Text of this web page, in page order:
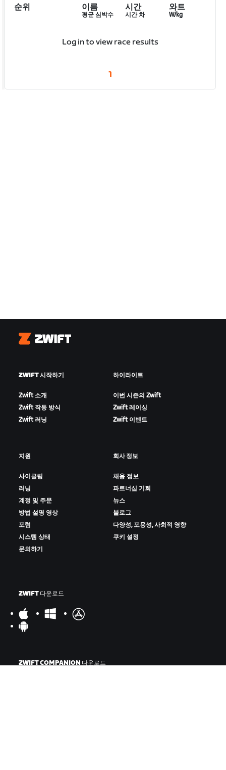
순위 이름
평균 심박수
시간
시간 차
와트
W/kg
Log in to view race results
1
Zwift
ZWIFT 시작하기
Zwift 소개
Zwift 작동 방식
Zwift 러닝
하이라이트
이번 시즌의 Zwift
Zwift 레이싱
Zwift 이벤트
지원
사이클링
러닝
계정 및 주문
방법 설명 영상
포럼
시스템 상태
문의하기
회사 정보
채용 정보
파트너십 기회
뉴스
블로그
다양성, 포용성, 사회적 영향
쿠키 설정
ZWIFT 다운로드
ZWIFT COMPANION 다운로드